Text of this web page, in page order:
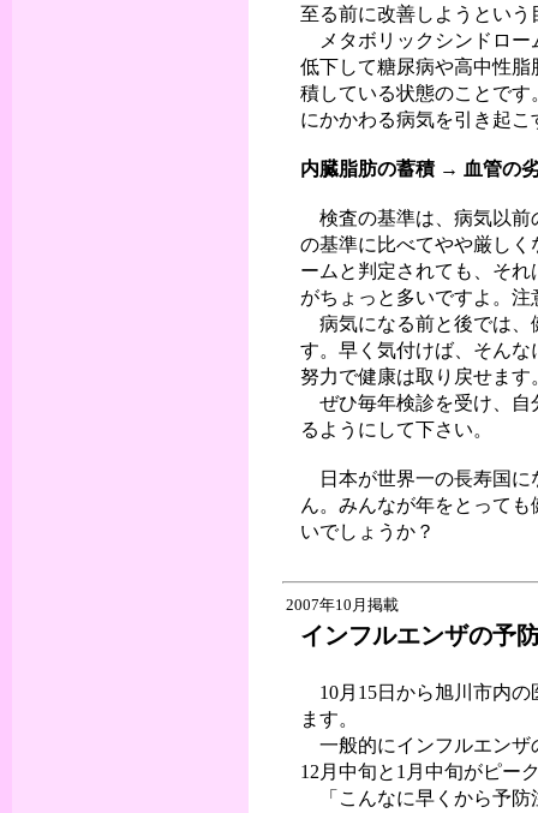
至る前に改善しようとい
メタボリックシンドロー
低下して糖尿病や高中性
積している状態のことで
にかかわる病気を引き起
内臓脂肪の蓄積 → 血管の
検査の基準は、病気以前
の基準に比べてやや厳し
ームと判定されても、そ
がちょっと多いですよ。
病気になる前と後では、
す。早く気付けば、そん
努力で健康は取り戻せます
ぜひ毎年検診を受け、自
るようにして下さい。
日本が世界一の長寿国に
ん。みんなが年をとって
いでしょうか？
2007年10月掲載
インフルエンザの予
10月15日から旭川市内の
ます。
一般的にインフルエンザ
12月中旬と1月中旬がピー
「こんなに早くから予防